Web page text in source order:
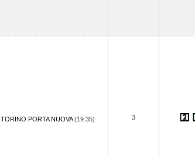
TORINO PORTA NUOVA(19.35) 3